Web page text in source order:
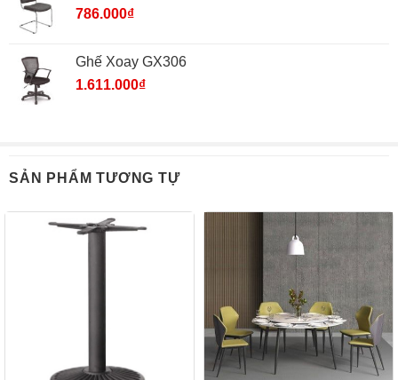
786.000₫
Ghế Xoay GX306
1.611.000₫
SẢN PHẨM TƯƠNG TỰ